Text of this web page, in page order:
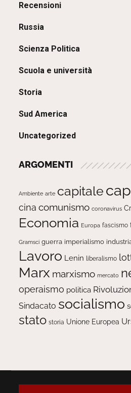
Recensioni
Russia
Scienza Politica
Scuola e università
Storia
Sud America
Uncategorized
ARGOMENTI
Ambiente arte capitale
cina comunismo coronavirus
Economia Europa fascismo
Gramsci guerra imperialismo
Lavoro Lenin liberalismo
Marx marxismo mercato
operaismo politica
Sindacato socialismo
stato storia Unione Europea